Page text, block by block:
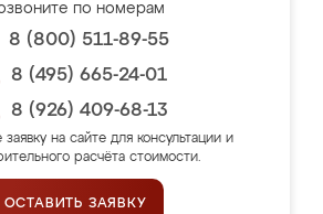
по номерам
8 (800) 511-89-55
8 (495) 665-24-01
8 (926) 409-68-13
заявку на сайте для консультации и
расчёта стоимости.
ОСТАВИТЬ ЗАЯВКУ